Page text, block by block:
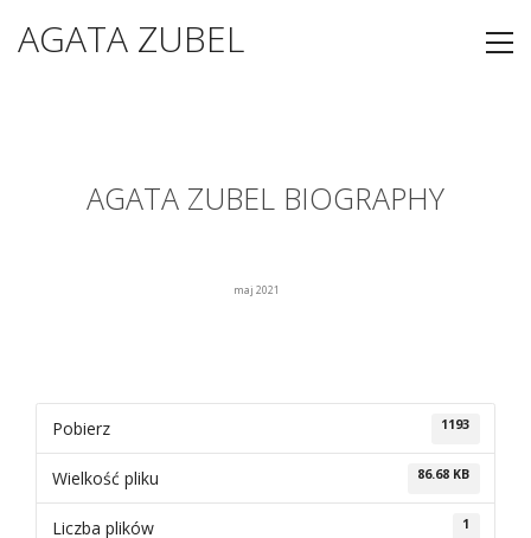
AGATA ZUBEL
AGATA ZUBEL BIOGRAPHY
maj 2021
Pobierz 1193
Wielkość pliku 86.68 KB
Liczba plików 1